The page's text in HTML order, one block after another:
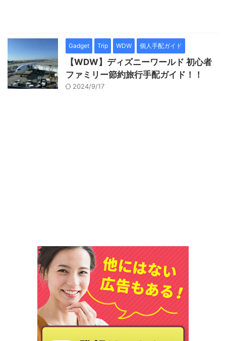
Gadget Trip WDW 個人手配ガイド
【WDW】ディズニーワールド 初心者
ファミリー節約旅行手配ガイド！！
2024/9/17